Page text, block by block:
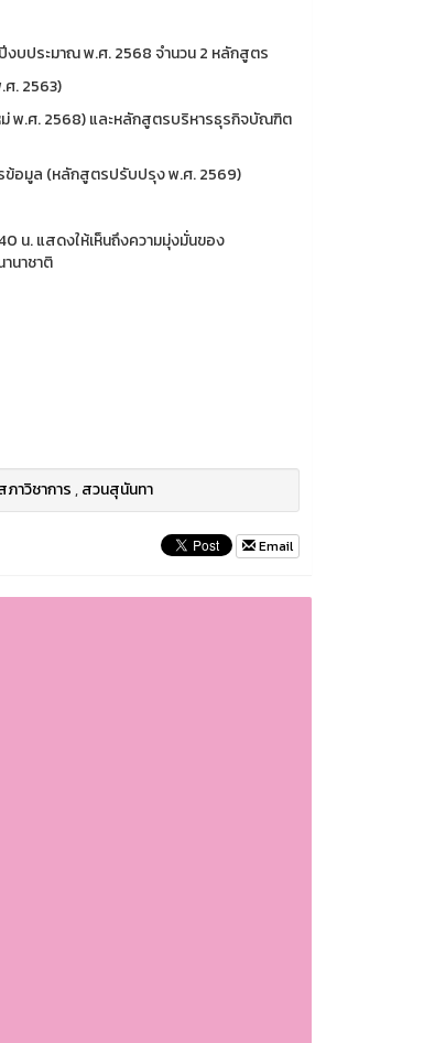
งบประมาณ พ.ศ. 2568 จำนวน 2 หลักสูตร
. 2563)
พ.ศ. 2568) และหลักสูตรบริหารธุรกิจบัณฑิต
ข้อมูล (หลักสูตรปรับปรุง พ.ศ. 2569)
น. แสดงให้เห็นถึงความมุ่งมั่นของ
นาชาติ
ภาวิชาการ,สวนสุนันทา
Email